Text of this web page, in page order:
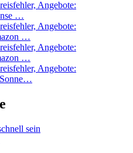
Angebote:
…
Angebote:
…
Angebote:
…
Angebote:
Sonne…
sein